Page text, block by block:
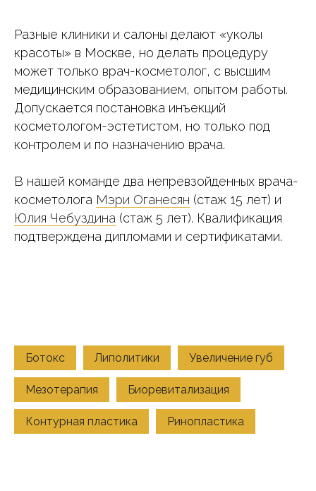
Разные клиники и салоны делают «уколы
красоты» в Москве, но делать процедуру
может только врач-косметолог, с высшим
медицинским образованием, опытом работы.
Допускается постановка инъекций
косметологом-эстетистом, но только под
контролем и по назначению врача.
В нашей команде два непревзойденных врача-
косметолога Мэри Оганесян (стаж 15 лет) и
Юлия Чебуздина (стаж 5 лет). Квалификация
подтверждена дипломами и сертификатами.
Ботокс Липолитики Увеличение губ
Мезотерапия Биоревитализация
Контурная пластика Ринопластика